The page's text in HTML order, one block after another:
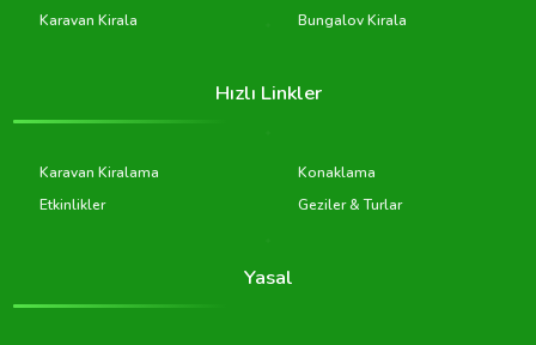
Karavan Kirala Bungalov Kirala
Hızlı Linkler
Karavan Kiralama
Konaklama
Etkinlikler
Geziler & Turlar
Yasal